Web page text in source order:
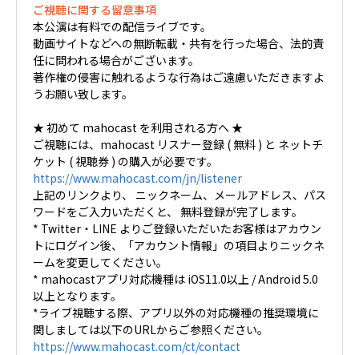
ご視聴に関する留意事項
本公演は有料での配信ライブです。
動画サイトなどへの無断転載・共有を行った場合、法的責
任に問われる場合がございます。
著作権の侵害に触れるような行為はご遠慮いただきますよ
うお願い致します。
★ 初めて mahocast を利用される方へ ★
ご視聴には、mahocast リスナー登録 ( 無料 ) と ネットチ
ケット ( 視聴券 ) の購入が必要です。
https://www.mahocast.com/jn/listener
上記のリンクより、 ニックネーム、メールアドレス、パス
ワードをご入力いただくと、 無料登録が完了します。
* Twitter・LINE よりご登録いただいたお客様はアカウン
トにログイン後、「アカウント情報」の項目よりニックネ
ームを変更してください。
* mahocastアプリ対応機種は iOS11.0以上 / Android 5.0
以上となります。
*ライブ視聴する際、アプリ以外の対応機種の推奨環境に
関しましては以下のURLからご参照ください。
https://www.mahocast.com/ct/contact